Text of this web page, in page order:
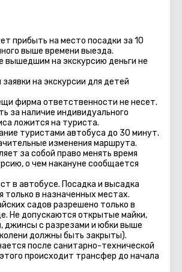
прибыть на место посадки за 10
выше времени выезда.
вышедшим на экскурсию деньги не
на экскурсии для детей
фирма ответственности не несет.
за наличие индивидуального
ложится на туриста.
туристами автобуса до 30 минут.
изменения маршрута.
за собой право менять время
о чем накануне сообщается
в автобуcе. Посадка и высадка
только в назначенных местах.
садов разрешено только в
Не допускаются открытые майки,
джинсы с разрезами и юбки выше
должны быть закрыты).
после санитарно-технической
происходит трансфер до начала